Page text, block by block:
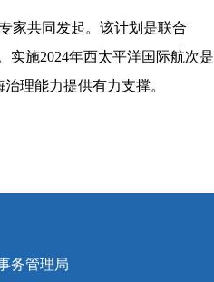
家共同发起。该计划是联合
实施2024年西太平洋国际航次是
理能力提供有力支撑。
务管理局